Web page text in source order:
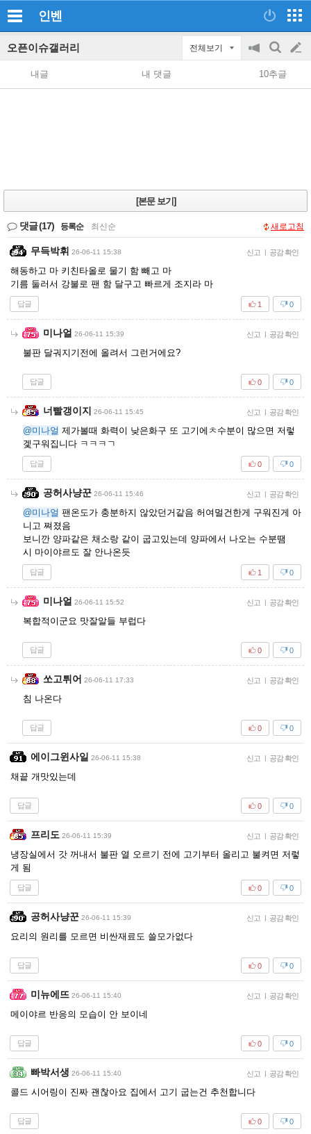
인벤
오픈이슈갤러리 전체보기
공
지
on/off
검
색
글
쓰
내글 내 댓글 10추글
[본문 보기]
댓글(17) 등록순 최신순 새로고침
무득박휘 26-06-11 15:38 신고 | 공감 확인
해동하고 마 키친타올로 물기 함 빼고 마
기름 둘러서 강불로 팬 함 달구고 빠르게 조지라 마
답글 0
1
미나얼 26-06-11 15:39 신고 | 공감 확인
불판 달궈지기전에 올려서 그런거에요?
답글 0
0
너빨갱이지 26-06-11 15:45 신고 | 공감 확인
@미나얼 제가볼때 화력이 낮은화구 또 고기에ㅊ수분이 많으면 저렇
겣구워집니다 ㅋㅋㅋㄱ
답글 0
0
공허사냥꾼 26-06-11 15:46 신고 | 공감 확인
@미나얼 팬온도가 충분하지 않았던거같음 허여멀건한게 구워진게 아
니고 쪄졌음
보니깐 양파같은 채소랑 같이 굽고있는데 양파에서 나오는 수분땜
시 마이야르도 잘 안나온듯
답글 0
1
미나얼 26-06-11 15:52 신고 | 공감 확인
복합적이군요 맛잘알들 부럽다
답글 0
0
쏘고튀어 26-06-11 17:33 신고 | 공감 확인
침 나온다
답글 0
0
에이그윈사일 26-06-11 15:38 신고 | 공감 확인
채끝 개맛있는데
답글 0
0
프리도 26-06-11 15:39 신고 | 공감 확인
냉장실에서 갓 꺼내서 불판 열 오르기 전에 고기부터 올리고 불켜면 저렇
게 됨
답글 0
0
공허사냥꾼 26-06-11 15:39 신고 | 공감 확인
요리의 원리를 모르면 비싼재료도 쓸모가없다
답글 0
0
미뉴에뜨 26-06-11 15:40 신고 | 공감 확인
메이야르 반응의 모습이 안 보이네
답글 0
0
빠박서생 26-06-11 15:40 신고 | 공감 확인
콜드 시어링이 진짜 괜찮아요 집에서 고기 굽는건 추천합니다
답글 0
0